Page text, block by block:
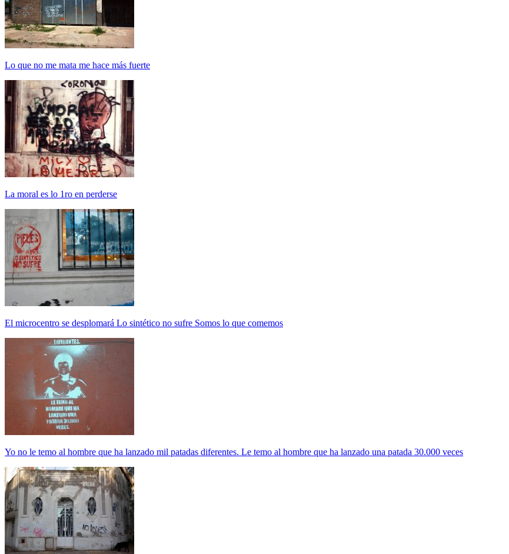
Lo que no me mata me hace más fuerte
La moral es lo 1ro en perderse
El microcentro se desplomará Lo sintético no sufre Somos lo que comemos
Yo no le temo al hombre que ha lanzado mil patadas diferentes. Le temo al hombre que ha lanzado una patada 30.000 veces